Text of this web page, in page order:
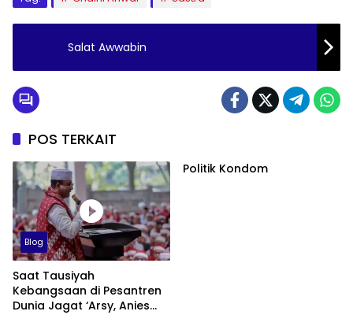
Salat Awwabin
POS TERKAIT
Blog
Saat Tausiyah
Kebangsaan di Pesantren
Dunia Jagat ‘Arsy, Anies
Politik Kondom